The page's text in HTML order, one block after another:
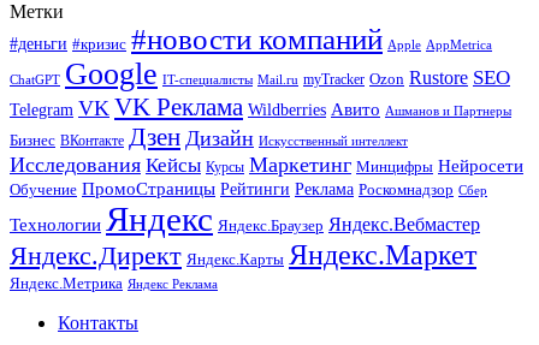
Метки
#деньги #кризис #новости компаний Apple AppMetrica
ChatGPT Google IT-специалисты Mail.ru myTracker Ozon Rustore SEO
Telegram VK VK Реклама Wildberries Авито Ашманов и Партнеры
Бизнес ВКонтакте Дзен Дизайн Искусственный интеллект
Исследования Кейсы Курсы Маркетинг Минцифры Нейросети
Обучение ПромоСтраницы Рейтинги Реклама Роскомнадзор Сбер
Технологии Яндекс Яндекс.Браузер Яндекс.Вебмастер
Яндекс.Директ Яндекс.Карты Яндекс.Маркет
Яндекс.Метрика Яндекс Реклама
Контакты